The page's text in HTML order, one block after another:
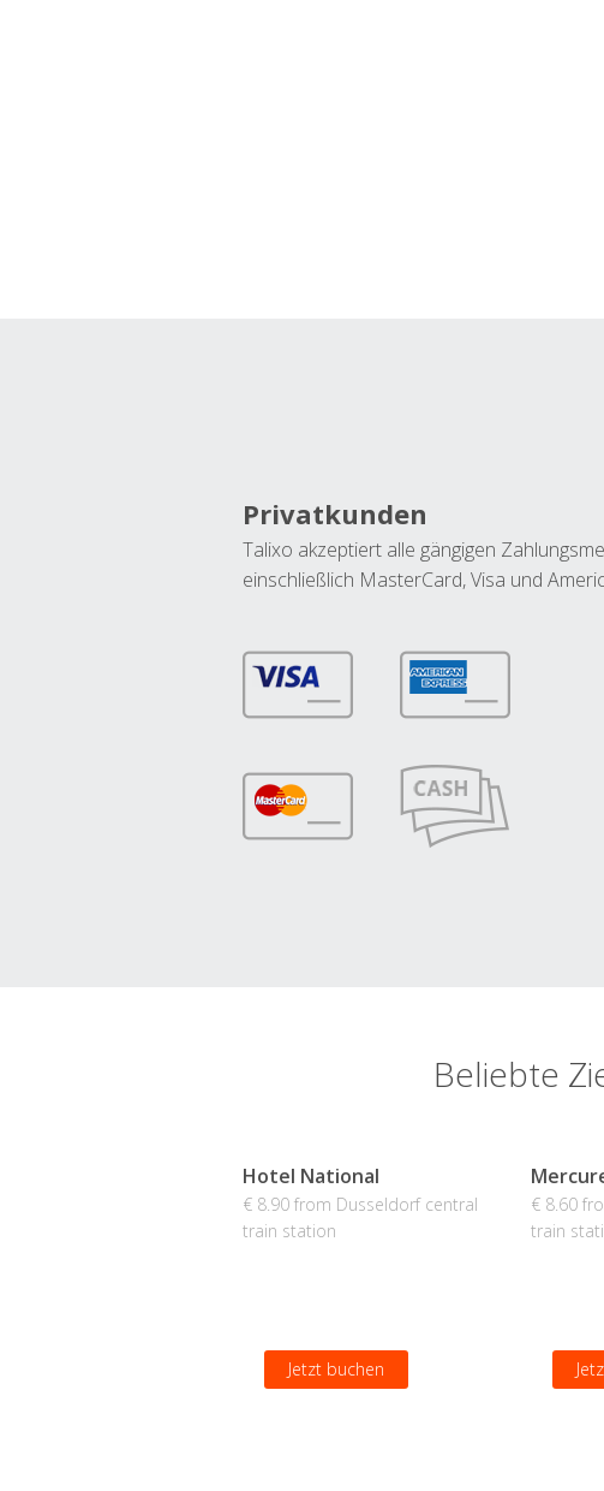
Privatkunden
Talixo akzeptiert alle gängigen
einschließlich MasterCard, Visa und
Beliebte
Hotel National
€ 8.90 from Dusseldorf central
train station
Jetzt buchen
€ 8.60
train